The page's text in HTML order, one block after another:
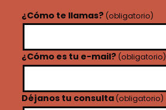
¿Cómo te llamas? (obligatorio)
¿Cómo es tu e-mail? (obligatorio)
Déjanos tu consulta (obligatorio)